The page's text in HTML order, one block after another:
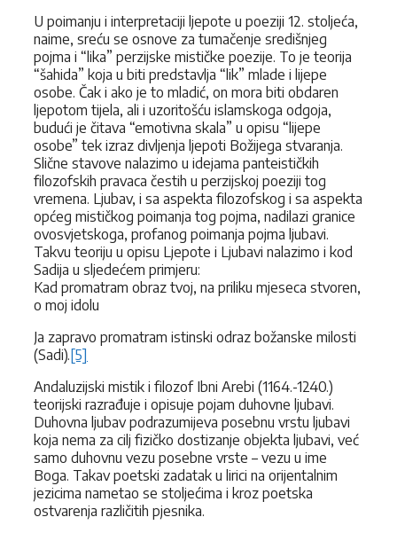
U poimanju i interpretaciji ljepote u poeziji 12. stoljeća,
naime, sreću se osnove za tumačenje središnjeg
pojma i “lika” perzijske mističke poezije. To je teorija
“šahida” koja u biti predstavlja “lik” mlade i lijepe
osobe. Čak i ako je to mladić, on mora biti obdaren
ljepotom tijela, ali i uzoritošću islamskoga odgoja,
budući je čitava “emotivna skala” u opisu “lijepe
osobe” tek izraz divljenja ljepoti Božijega stvaranja.
Slične stavove nalazimo u idejama panteističkih
filozofskih pravaca čestih u perzijskoj poeziji tog
vremena. Ljubav, i sa aspekta filozofskog i sa aspekta
općeg mističkog poimanja tog pojma, nadilazi granice
ovosvjetskoga, profanog poimanja pojma ljubavi.
Takvu teoriju u opisu Ljepote i Ljubavi nalazimo i kod
Sadija u sljedećem primjeru:
Kad promatram obraz tvoj, na priliku mjeseca stvoren,
o moj idolu
Ja zapravo promatram istinski odraz božanske milosti
(Sadi). [5]
Andaluzijski mistik i filozof Ibni Arebi (1164.-1240.)
teorijski razrađuje i opisuje pojam duhovne ljubavi.
Duhovna ljubav podrazumijeva posebnu vrstu ljubavi
koja nema za cilj fizičko dostizanje objekta ljubavi, već
samo duhovnu vezu posebne vrste – vezu u ime
Boga. Takav poetski zadatak u lirici na orijentalnim
jezicima nametao se stoljećima i kroz poetska
ostvarenja različitih pjesnika.